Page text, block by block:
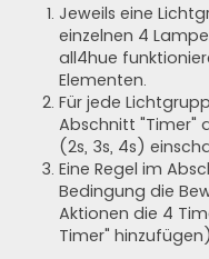
Jeweils eine
einzelnen 4
all4hue
Elementen.
Für jede
Abschnitt "Timer"
(2s, 3s, 4s)
Eine Regel im
Bedingung die
Aktionen die 4
Timer"